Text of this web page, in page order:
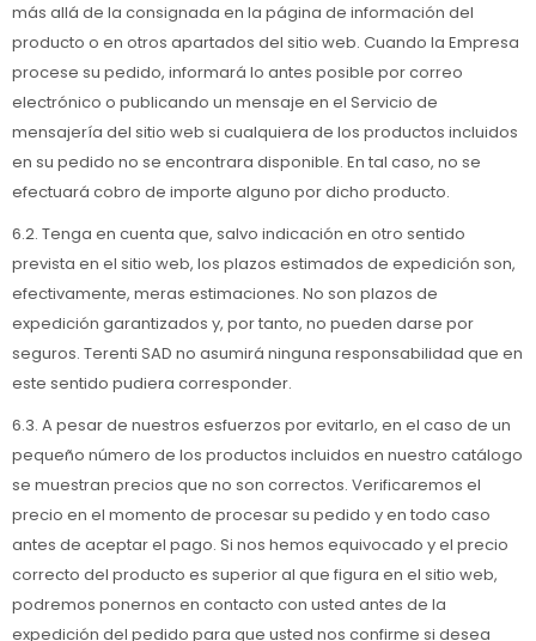
más allá de la consignada en la página de información del
producto o en otros apartados del sitio web. Cuando la Empresa
procese su pedido, informará lo antes posible por correo
electrónico o publicando un mensaje en el Servicio de
mensajería del sitio web si cualquiera de los productos incluidos
en su pedido no se encontrara disponible. En tal caso, no se
efectuará cobro de importe alguno por dicho producto.
6.2. Tenga en cuenta que, salvo indicación en otro sentido
prevista en el sitio web, los plazos estimados de expedición son,
efectivamente, meras estimaciones. No son plazos de
expedición garantizados y, por tanto, no pueden darse por
seguros. Terenti SAD no asumirá ninguna responsabilidad que en
este sentido pudiera corresponder.
6.3. A pesar de nuestros esfuerzos por evitarlo, en el caso de un
pequeño número de los productos incluidos en nuestro catálogo
se muestran precios que no son correctos. Verificaremos el
precio en el momento de procesar su pedido y en todo caso
antes de aceptar el pago. Si nos hemos equivocado y el precio
correcto del producto es superior al que figura en el sitio web,
podremos ponernos en contacto con usted antes de la
expedición del pedido para que usted nos confirme si desea